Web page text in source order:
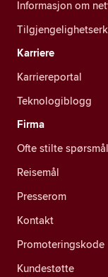
Informasjon om
Karriere
Karriereportal
Teknologiblogg
Firma
Ofte stilte spørsmål
Reisemål
Presserom
Kontakt
Promoteringskode
Kundestøtte